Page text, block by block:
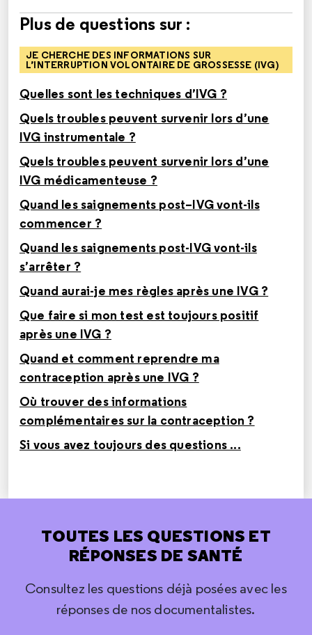
Plus de questions sur :
JE CHERCHE DES INFORMATIONS SUR
L’INTERRUPTION VOLONTAIRE DE GROSSESSE (IVG)
Quelles sont les techniques d’IVG ?
Quels troubles peuvent survenir lors d’une
IVG instrumentale ?
Quels troubles peuvent survenir lors d’une
IVG médicamenteuse ?
Quand les saignements post–IVG vont-ils
commencer ?
Quand les saignements post-IVG vont-ils
s’arrêter ?
Quand aurai-je mes règles après une IVG ?
Que faire si mon test est toujours positif
après une IVG ?
Quand et comment reprendre ma
contraception après une IVG ?
Où trouver des informations
complémentaires sur la contraception ?
Si vous avez toujours des questions ...
TOUTES LES QUESTIONS ET
RÉPONSES DE SANTÉ
Consultez les questions déjà posées avec les
réponses de nos documentalistes.